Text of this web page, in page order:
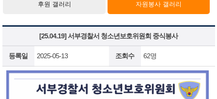
후원 갤러리 자원봉사 갤러리
[25.04.19] 서부경찰서 청소년보호위원회 중식봉사
등록일 2025-05-13 조회수 62명